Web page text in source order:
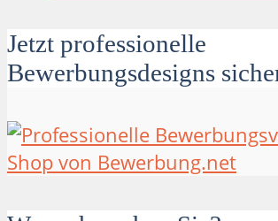
Jetzt professionelle
Bewerbungsdesigns